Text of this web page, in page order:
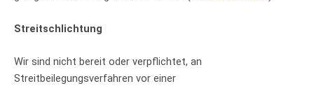
Streitschlichtung
Wir sind nicht bereit oder verpflichtet, an
Streitbeilegungsverfahren vor einer